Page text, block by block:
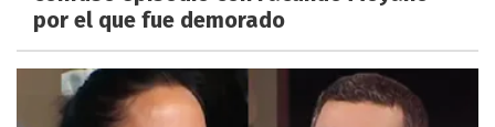
por el que fue demorado